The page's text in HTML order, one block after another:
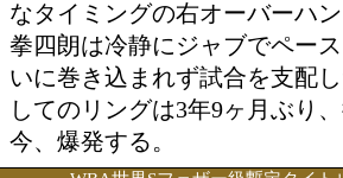
れてくるだろう。
IBF世界S
タイトルマ
ウィリバリド